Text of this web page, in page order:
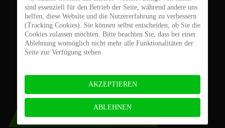
sind essenziell für den Betrieb der Seite, während andere uns
helfen, diese Website und die Nutzererfahrung zu verbessern
(Tracking Cookies). Sie können selbst entscheiden, ob Sie die
Cookies zulassen möchten. Bitte beachten Sie, dass bei einer
Ablehnung womöglich nicht mehr alle Funktionalitäten der
Seite zur Verfügung stehen.
AKZEPTIEREN
ABLEHNEN